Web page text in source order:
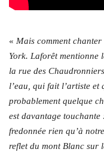
« Mais comment chanter
York. Laforêt mentionne
la rue des
l’eau, qui fait l’artiste et
probablement quelque
est davantage touchante
fredonnée rien qu’à
reflet du mont Blanc sur